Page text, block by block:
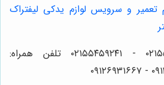
تعمیر و سرویس لوازم یدکی لیفتراک
تلفن ثابت: ۰۲۱۵۵۴۵۹۲۵۲ - ۰۲۱۵۵۴۵۹۲۴۱ تلفن همراه: